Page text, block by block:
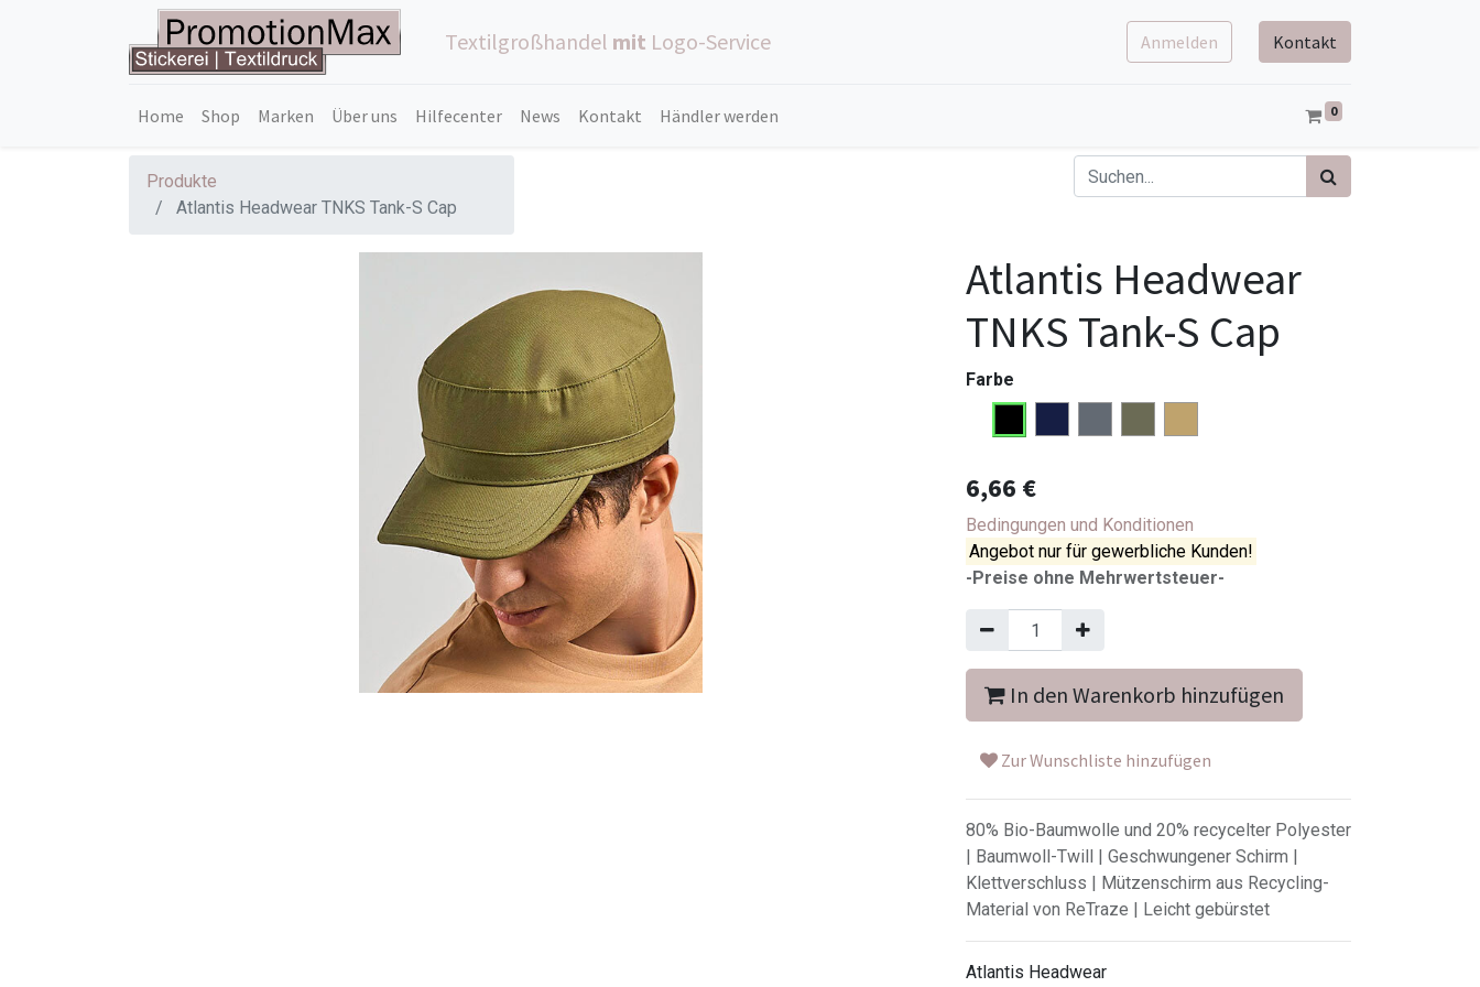
Textilgroßhandel mit Logo-Service Anmelden Kontakt
Home Shop Marken Über uns Hilfecenter News Kontakt Händler werden 0
Produkte
Atlantis Headwear TNKS Tank-S Cap
Atlantis Headwear
TNKS Tank-S Cap
Farbe
6,66 €
Bedingungen und Konditionen
Angebot nur für gewerbliche Kunden!
-Preise ohne Mehrwertsteuer-
In den Warenkorb hinzufügen
Zur Wunschliste hinzufügen
80% Bio-Baumwolle und 20% recycelter Polyester
| Baumwoll-Twill | Geschwungener Schirm |
Klettverschluss | Mützenschirm aus Recycling-
Material von ReTraze | Leicht gebürstet
Atlantis Headwear